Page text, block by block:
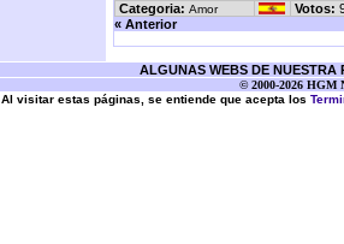
Categoria: Amor Votos:
« Anterior
ALGUNAS WEBS DE NUESTRA
© 2000-2026 HGM
Al visitar estas páginas, se entiende que acepta los